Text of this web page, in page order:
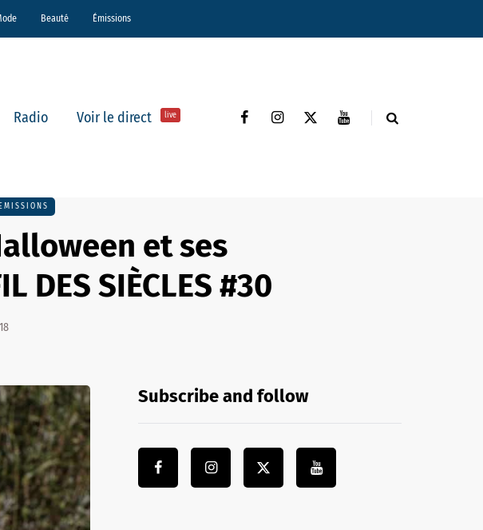
Beauté Émissions
Radio Voir le direct live
EMISSIONS
et ses
DES SIÈCLES #30
Subscribe and follow